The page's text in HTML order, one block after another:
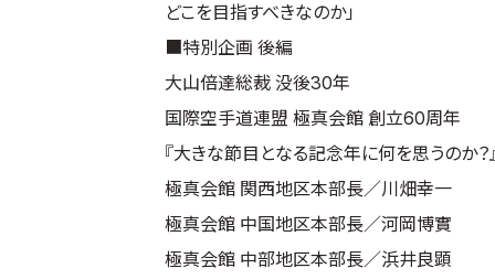
どこを目指すべきなのか」
■特別企画 後編
大山倍達総裁 没後30年
国際空手道連盟 極真会館 創立60周年
『大きな節目となる記念年に何を思うのか？
極真会館 関西地区本部長／川畑幸一
極真会館 中国地区本部長／河岡博實
極真会館 中部地区本部長／浜井良顕